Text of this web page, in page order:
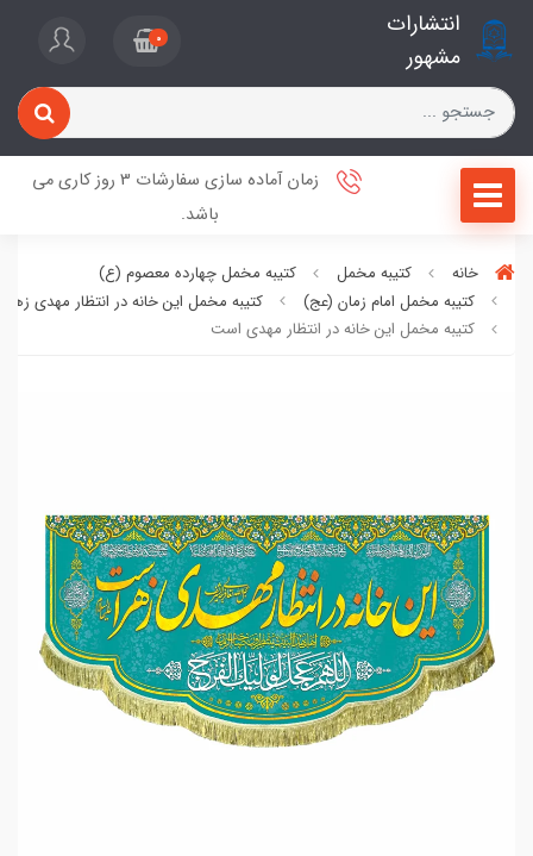
انتشارات
مشهور
0
زمان آماده سازی سفارشات 3 روز کاری می
باشد.
خانه کتیبه مخمل
کتیبه مخمل چهارده معصوم (ع)
کتیبه مخمل امام زمان (عج)
کتیبه مخمل این خانه در انتظار مهدی
کتیبه مخمل این خانه در انتظار مهدی است